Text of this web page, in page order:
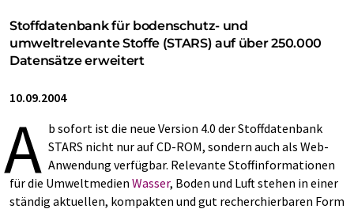
Stoffdatenbank für bodenschutz- und
umweltrelevante Stoffe (STARS) auf über 250.000
Datensätze erweitert
10.09.2004
A b sofort ist die neue Version 4.0 der Stoffdatenbank
STARS nicht nur auf CD-ROM, sondern auch als Web-
Anwendung verfügbar. Relevante Stoffinformationen
für die Umweltmedien Wasser, Boden und Luft stehen in einer
ständig aktuellen, kompakten und gut recherchierbaren Form